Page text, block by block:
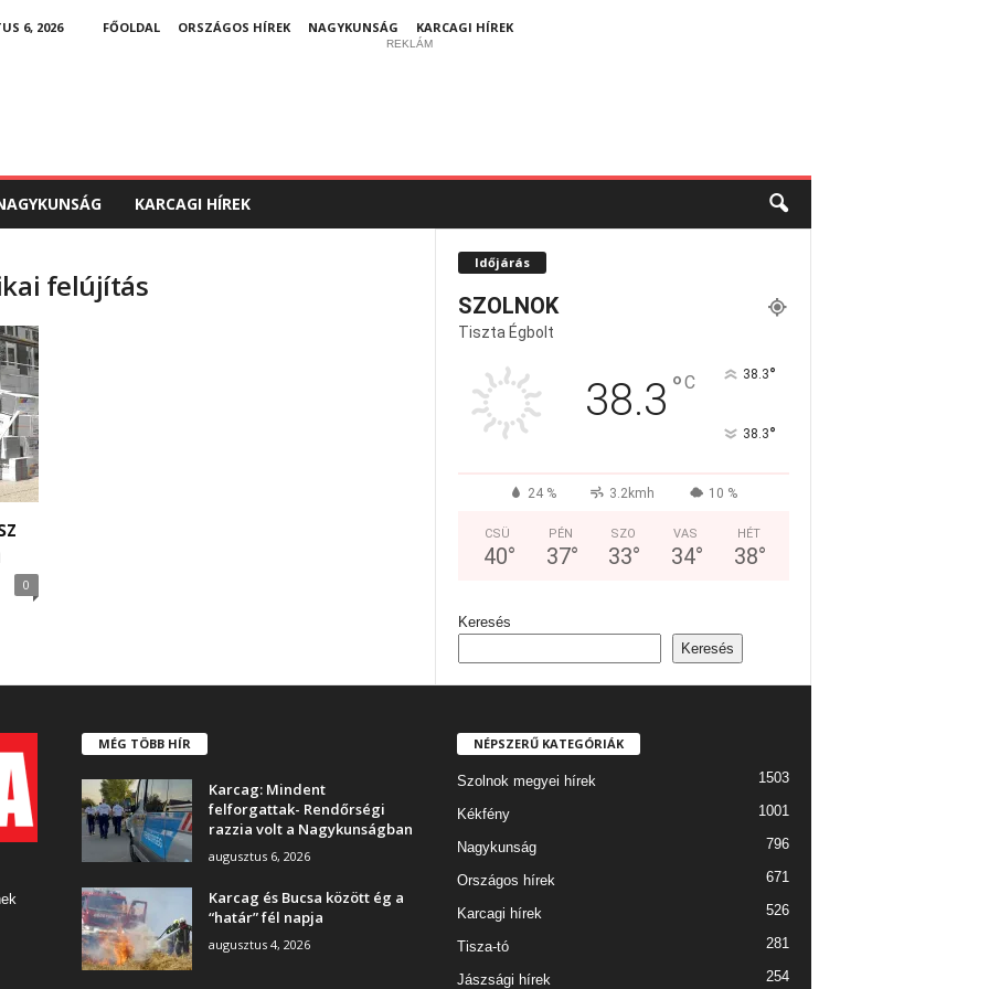
6, 2026 FŐOLDAL ORSZÁGOS HÍREK NAGYKUNSÁG
KARCAGI HÍREK
REKLÁM
KARCAGI HÍREK
felújítás
0
Időjárás
SZOLNOK
Tiszta Égbolt
38.3 °C 38.3°
38.3°
24 % 3.2kmh 10 %
CSÜ
40°
PÉN
37°
SZO
33°
VAS
34°
HÉT
38°
Keresés
Keresés
MÉG TÖBB HÍR
Karcag: Mindent
felforgattak- Rendőrségi
razzia volt a Nagykunságban
augusztus 6, 2026
Karcag és Bucsa között ég a
“határ” fél napja
augusztus 4, 2026
NÉPSZERŰ KATEGÓRIÁK
Szolnok megyei hírek 1503
Kékfény 1001
Nagykunság 796
Országos hírek 671
Karcagi hírek 526
Tisza-tó 281
Jászsági hírek 254